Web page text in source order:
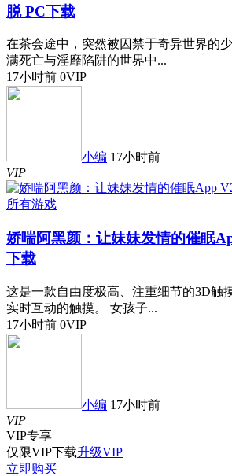
脱 PC下载
在茶会途中，突然被囚禁于奇异世界的
满死亡与淫靡陷阱的世界中...
17小时前 0VIP
小编 17小时前
VIP
所有游戏
娇喘阿黑颜：让妹妹发情的催眠
下载
这是一款自由度极高、注重细节的3D触
实时互动的触摸。 女孩子...
17小时前 0VIP
小编 17小时前
VIP
VIP专享
仅限VIP下载升级VIP
立即购买